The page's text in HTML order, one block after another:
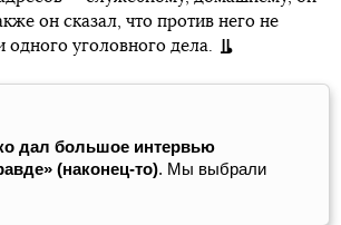
он сказал, что против него не
одного уголовного дела.
дал большое интервью
(наконец-то). Мы выбрали